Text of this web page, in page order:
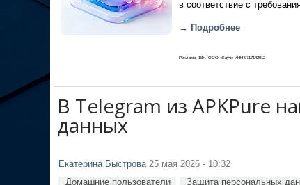
в соответствие с
→ Подробнее
Реклама, 18+. ООО «Кауч» ИНН 9717142012
В Telegram из APKPure
данных
Екатерина Быстрова25 мая 2026 - 10:32
Домашние пользователи Защита персональных